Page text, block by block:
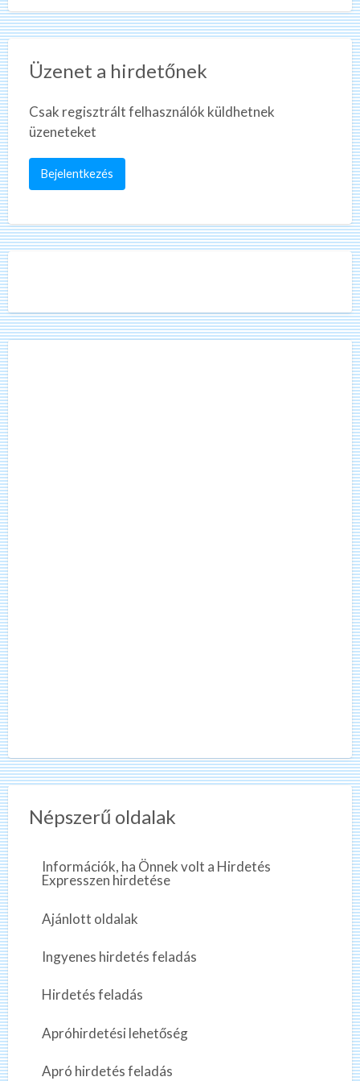
Üzenet a hirdetőnek
Csak regisztrált felhasználók küldhetnek
üzeneteket
Bejelentkezés
Népszerű oldalak
Információk, ha Önnek volt a Hirdetés
Expresszen hirdetése
Ajánlott oldalak
Ingyenes hirdetés feladás
Hirdetés feladás
Apróhirdetési lehetőség
Apró hirdetés feladás